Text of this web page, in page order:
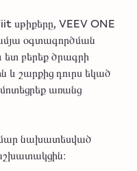
սթիքերը, VEEV ONE
օգտագործման
ետ բերեք ծրագրի
և շարքից դուրս եկած
առանց
նախատեսված